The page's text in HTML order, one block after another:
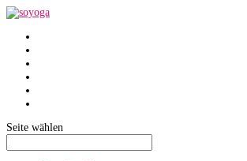
Seite wählen